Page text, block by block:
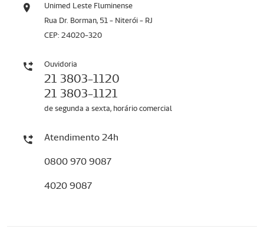
Unimed Leste Fluminense
Rua Dr. Borman, 51 - Niterói - RJ
CEP: 24020-320
Ouvidoria
21 3803-1120
21 3803-1121
de segunda a sexta, horário comercial
Atendimento 24h
0800 970 9087
4020 9087